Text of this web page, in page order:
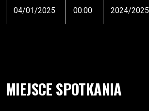
04/01/2025 00:00 2024/2025
MIEJSCE SPOTKANIA